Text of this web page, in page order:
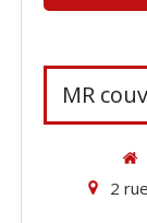
MR
2